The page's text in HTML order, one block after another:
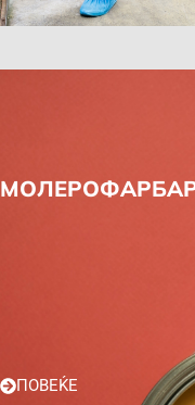
ПОВЕЌЕ